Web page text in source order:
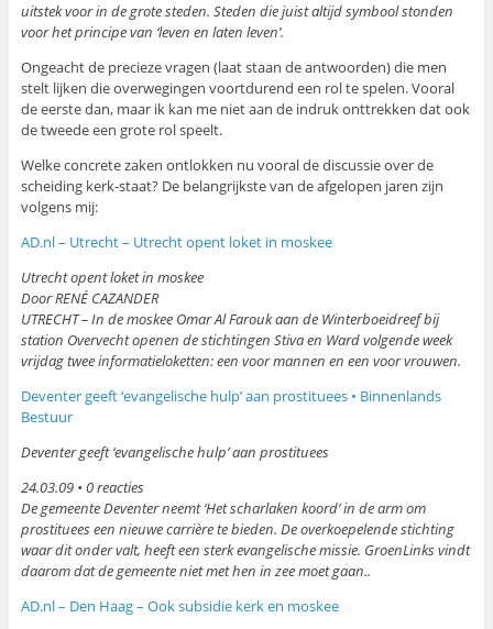
uitstek voor in de grote steden. Steden die juist altijd symbool stonden
voor het principe van ‘leven en laten leven’.
Ongeacht de precieze vragen (laat staan de antwoorden) die men
stelt lijken die overwegingen voortdurend een rol te spelen. Vooral
de eerste dan, maar ik kan me niet aan de indruk onttrekken dat ook
de tweede een grote rol speelt.
Welke concrete zaken ontlokken nu vooral de discussie over de
scheiding kerk-staat? De belangrijkste van de afgelopen jaren zijn
volgens mij:
AD.nl – Utrecht – Utrecht opent loket in moskee
Utrecht opent loket in moskee
Door RENÉ CAZANDER
UTRECHT – In de moskee Omar Al Farouk aan de Winterboeidreef bij
station Overvecht openen de stichtingen Stiva en Ward volgende week
vrijdag twee informatieloketten: een voor mannen en een voor vrouwen.
Deventer geeft ‘evangelische hulp’ aan prostituees • Binnenlands
Bestuur
Deventer geeft ‘evangelische hulp’ aan prostituees
24.03.09 • 0 reacties
De gemeente Deventer neemt ‘Het scharlaken koord’ in de arm om
prostituees een nieuwe carrière te bieden. De overkoepelende stichting
waar dit onder valt, heeft een sterk evangelische missie. GroenLinks vindt
daarom dat de gemeente niet met hen in zee moet gaan..
AD.nl – Den Haag – Ook subsidie kerk en moskee